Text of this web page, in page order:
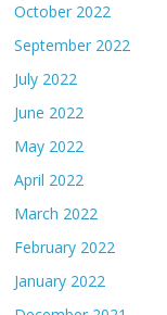
October 2022
September 2022
July 2022
June 2022
May 2022
April 2022
March 2022
February 2022
January 2022